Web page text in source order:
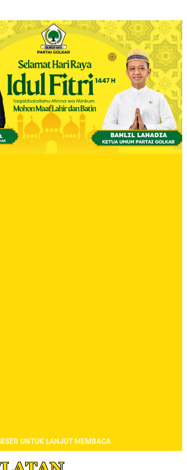
UNTUK LANJUT MEMBACA